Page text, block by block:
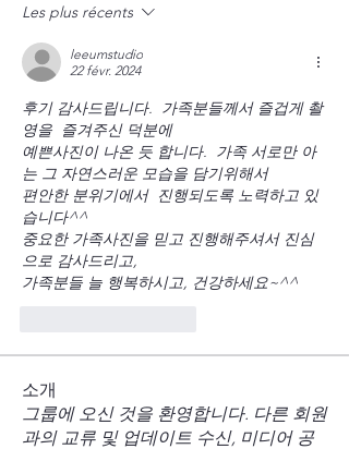
Les plus récents
leeumstudio
22 févr. 2024
후기 감사드립니다.  가족분들께서 즐겁게 촬
영을  즐겨주신 덕분에
예쁜사진이 나온 듯 합니다.  가족 서로만 아
는 그 자연스러운 모습을 담기위해서
편안한 분위기에서  진행되도록 노력하고 있
습니다^^
중요한 가족사진을 믿고 진행해주셔서 진심
으로 감사드리고,
가족분들 늘 행복하시고, 건강하세요~^^
소개
그룹에 오신 것을 환영합니다. 다른 회원
과의 교류 및 업데이트 수신, 미디어 공